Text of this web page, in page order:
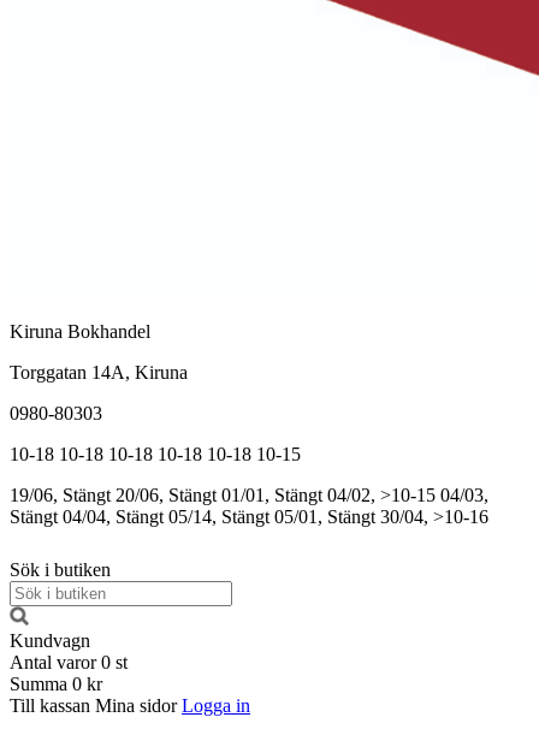
Kiruna Bokhandel
Torggatan 14A, Kiruna
0980-80303
10-18 10-18 10-18 10-18 10-18 10-15
19/06, Stängt 20/06, Stängt 01/01, Stängt 04/02, >10-15 04/03,
Stängt 04/04, Stängt 05/14, Stängt 05/01, Stängt 30/04, >10-16
Sök i butiken
Kundvagn
Antal varor 0 st
Summa 0 kr
Till kassan Mina sidor Logga in